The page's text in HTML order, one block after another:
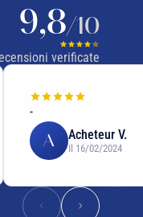
9,8/10
verificate
-
A Acheteur V.
Il 16/02/2024